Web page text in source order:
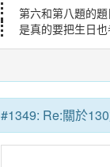
第六和第八題的
是真的要把生日
#1349: Re:關於